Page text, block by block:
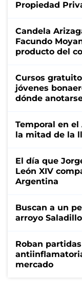
Propiedad
Candela
Facundo
producto del
Cursos
jóvenes
dónde
Temporal en el
la mitad de la
El día que
León XIV
Argentina
Buscan a un
arroyo Saladillo
Roban
mercado